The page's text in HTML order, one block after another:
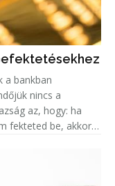
a bankban
nincs a
az, hogy: ha
fekteted be, akkor